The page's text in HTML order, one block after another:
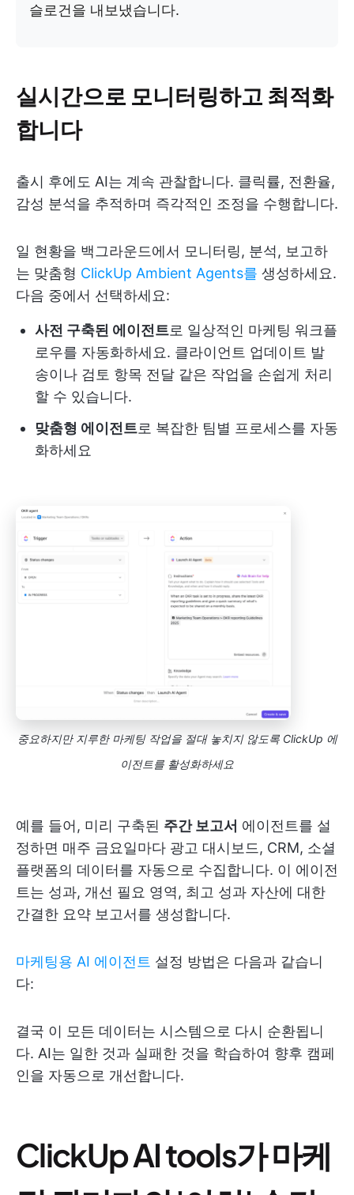
슬로건을 내보냈습니다.
실시간으로 모니터링하고 최적화
합니다
출시 후에도 AI는 계속 관찰합니다. 클릭률, 전환율,
감성 분석을 추적하며 즉각적인 조정을 수행합니다.
일 현황을 백그라운드에서 모니터링, 분석, 보고하
는 맞춤형 ClickUp Ambient Agents를 생성하세요.
다음 중에서 선택하세요:
사전 구축된 에이전트로 일상적인 마케팅 워크플
로우를 자동화하세요. 클라이언트 업데이트 발
송이나 검토 항목 전달 같은 작업을 손쉽게 처리
할 수 있습니다.
맞춤형 에이전트로 복잡한 팀별 프로세스를 자동
화하세요
중요하지만 지루한 마케팅 작업을 절대 놓치지 않도록 ClickUp 에
이전트를 활성화하세요
예를 들어, 미리 구축된 주간 보고서 에이전트를 설
정하면 매주 금요일마다 광고 대시보드, CRM, 소셜
플랫폼의 데이터를 자동으로 수집합니다. 이 에이전
트는 성과, 개선 필요 영역, 최고 성과 자산에 대한
간결한 요약 보고서를 생성합니다.
마케팅용 AI 에이전트 설정 방법은 다음과 같습니
다:
결국 이 모든 데이터는 시스템으로 다시 순환됩니
다. AI는 일한 것과 실패한 것을 학습하여 향후 캠페
인을 자동으로 개선합니다.
ClickUp AI tools가 마케